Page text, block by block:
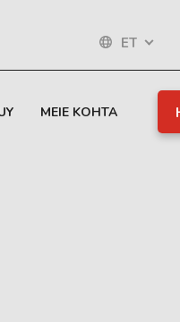
ET
MEIE KOHTA